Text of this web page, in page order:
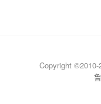
Copyright ©2010-